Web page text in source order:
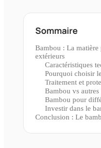
Sommaire
Bambou : La
extérieurs
Caractéristiques
Pourquoi choisir
Traitement et
Bambou vs
Bambou pour
Investir dans le
Conclusion : Le